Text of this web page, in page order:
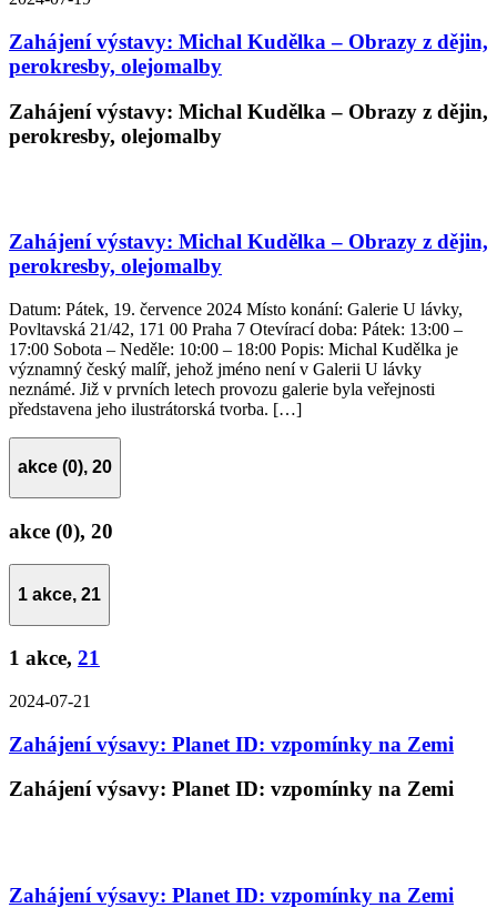
Zahájení výstavy: Michal Kudělka – Obrazy z dějin,
perokresby, olejomalby
Zahájení výstavy: Michal Kudělka – Obrazy z dějin,
perokresby, olejomalby
Zahájení výstavy: Michal Kudělka – Obrazy z dějin,
perokresby, olejomalby
Datum: Pátek, 19. července 2024 Místo konání: Galerie U lávky,
Povltavská 21/42, 171 00 Praha 7 Otevírací doba: Pátek: 13:00 –
17:00 Sobota – Neděle: 10:00 – 18:00 Popis: Michal Kudělka je
významný český malíř, jehož jméno není v Galerii U lávky
neznámé. Již v prvních letech provozu galerie byla veřejnosti
představena jeho ilustrátorská tvorba. […]
akce (0), 20
akce (0), 20
1 akce, 21
1 akce, 21
2024-07-21
Zahájení výsavy: Planet ID: vzpomínky na Zemi
Zahájení výsavy: Planet ID: vzpomínky na Zemi
Zahájení výsavy: Planet ID: vzpomínky na Zemi